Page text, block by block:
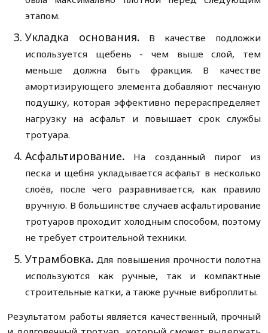
этапом.
Укладка основания. В качестве подложки
используется щебень - чем выше слой, тем
меньше должна быть фракция. В качестве
амортизирующего элемента добавляют песчаную
подушку, которая эффективно перераспределяет
нагрузку на асфальт и повышает срок службы
тротуара.
Асфальтирование. На созданный пирог из
песка и щебня укладывается асфальт в несколько
слоёв, после чего разравнивается, как правило
вручную. В большинстве случаев асфальтирование
тротуаров проходит холодным способом, поэтому
не требует строительной техники.
Утрамбовка. Для повышения прочности полотна
используются как ручные, так и компактные
строительные катки, а также ручные виброплиты.
Результатом работы является качественный, прочный